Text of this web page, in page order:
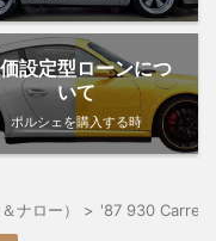
設定型ローンにつ
いて
ポルシェを購入する時
ナロー） > '87 930